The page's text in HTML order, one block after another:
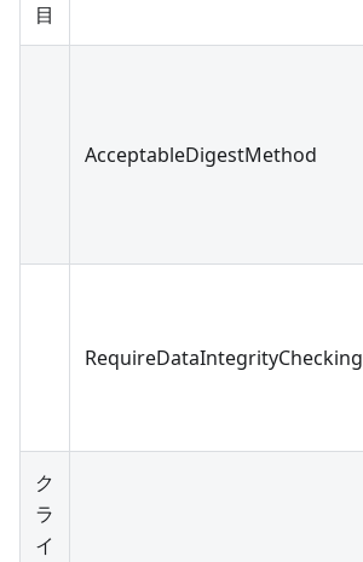
目
AcceptableDigestMethod
RequireDataIntegrityChecking
ク
ラ
イ